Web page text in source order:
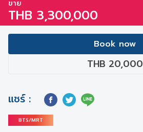
ขาย
THB 3,300,000
Book now
THB 20,000
BTS/MRT
แชร์ :